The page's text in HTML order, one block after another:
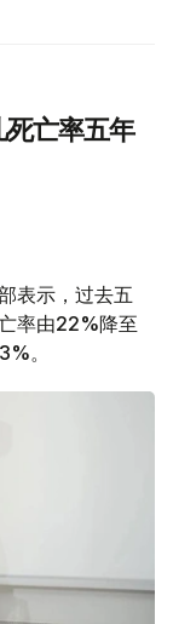
亡率五年
表示，过去五
率由22%降至
。